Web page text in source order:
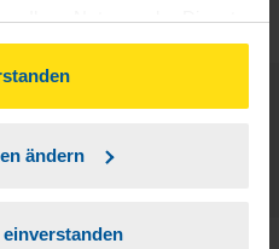
Ihrer Nutzung der Dienste
auf Einverstanden klicken,
von Cookies, gemäß
zustimmen.
ändern
Verfügung.
Sprachen finden Sie, wenn